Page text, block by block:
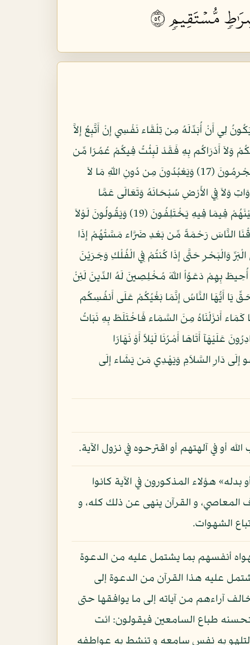
مُّسۡتَقِيمٖ ٢٥
لِي أَنْ أُبَدِّلَهُ مِن تِلْقَاء نَفْسِي إِنْ أَتَّبِعُ إِلاَّ
قُل لَّوْ شَاء اللّهُ مَا تَلَوْتُهُ عَلَيْكُمْ وَلاَ أَدْرَاكُم بِهِ فَقَدْ لَبِثْتُ فِيكُمْ عُمُرًا مِّن
قَبْلِهِ أَفَلاَ تَعْقِلُونَ (16) فَمَنْ أَظْلَمُ مِمَّنِ افْتَرَى عَلَى اللّهِ كَذِبًا أَوْ كَذَّبَ بِآيَاتِهِ إِنَّهُ لاَ يُفْلِحُ الْمُجْرِمُونَ (17) وَيَعْبُدُونَ مِن دُونِ اللّهِ مَا لاَ
وَلاَ فِي الأَرْضِ سُبْحَانَهُ وَتَعَالَى عَمَّا
يُشْرِكُونَ (18) وَمَا كَانَ النَّاسُ إِلاَّ أُمَّةً وَاحِدَةً فَاخْتَلَفُواْ وَلَوْلاَ كَلِمَةٌ سَبَقَتْ مِن رَّبِّكَ لَقُضِيَ بَيْنَهُمْ فِيمَا فِيهِ يَخْتَلِفُونَ (19) وَيَقُولُونَ لَوْلاَ
فَقُلْ إِنَّمَا الْغَيْبُ لِلّهِ فَانْتَظِرُواْ إِنِّي مَعَكُم مِّنَ الْمُنتَظِرِينَ (20) وَإِذَا أَذَقْنَا النَّاسَ رَحْمَةً مِّن بَعْدِ ضَرَّاء مَسَّتْهُمْ إِذَا
يَكْتُبُونَ مَا تَمْكُرُونَ (21) هُوَ الَّذِي يُسَيِّرُكُمْ فِي الْبَرِّ وَالْبَحْرِ حَتَّى إِذَا كُنتُمْ فِي الْفُلْكِ وَجَرَيْنَ
بِهِمْ دَعَوُاْ اللّهَ مُخْلِصِينَ لَهُ الدِّينَ لَئِنْ
الأَرْضِ بِغَيْرِ الْحَقِّ يَا أَيُّهَا النَّاسُ إِنَّمَا بَغْيُكُمْ عَلَى أَنفُسِكُم
كُنتُمْ تَعْمَلُونَ (23) إِنَّمَا مَثَلُ الْحَيَاةِ الدُّنْيَا كَمَاء أَنزَلْنَاهُ مِنَ السَّمَاء فَاخْتَلَطَ بِهِ نَبَاتُ
أَتَاهَا أَمْرُنَا لَيْلاً أَوْ نَهَارًا
بِالأَمْسِ كَذَلِكَ نُفَصِّلُ الآيَاتِ لِقَوْمٍ يَتَفَكَّرُونَ (24) وَاللّهُ يَدْعُو إِلَى دَارِ السَّلاَمِ وَيَهْدِي مَن يَشَاء إِلَى
أو في آلهتهم أو اقترحوه في نزول الآية.
هؤلاء المذكورون في الآية كانوا
المعاصي، و القرآن ينهى عن ذلك كله، و
الشهوات.
أنفسهم بما يشتمل عليه من الدعوة
عليه هذا القرآن من الدعوة إلى
آراءهم من آياته إلى ما يوافقها حتى
طباع السامعين فيقولون: ائت
لتلهو به نفس سامعه و تنشط به عواطفه